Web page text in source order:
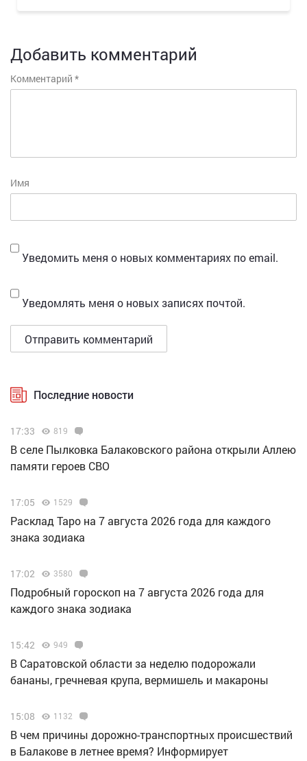
Добавить комментарий
Комментарий *
Имя
Уведомить меня о новых комментариях по email.
Уведомлять меня о новых записях почтой.
Последние новости
17:33 819
В селе Пылковка Балаковского района открыли Аллею
памяти героев СВО
17:05 1529
Расклад Таро на 7 августа 2026 года для каждого
знака зодиака
17:02 3580
Подробный гороскоп на 7 августа 2026 года для
каждого знака зодиака
15:42 949
В Саратовской области за неделю подорожали
бананы, гречневая крупа, вермишель и макароны
15:08 1132
В чем причины дорожно-транспортных происшествий
в Балакове в летнее время? Информирует